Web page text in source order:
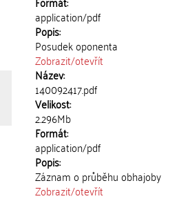
application/pdf
Popis:
Posudek oponenta
Zobrazit/otevřít
Název:
140092417.pdf
Velikost:
2.296Mb
Formát:
application/pdf
Popis:
Záznam o průběhu obhajoby
Zobrazit/otevřít